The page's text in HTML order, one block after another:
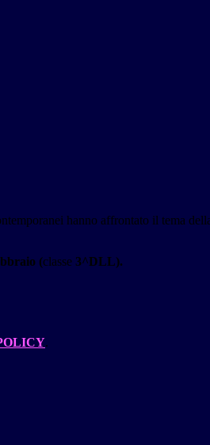
hanno affrontato il tema
(classe 3^DLL).
.